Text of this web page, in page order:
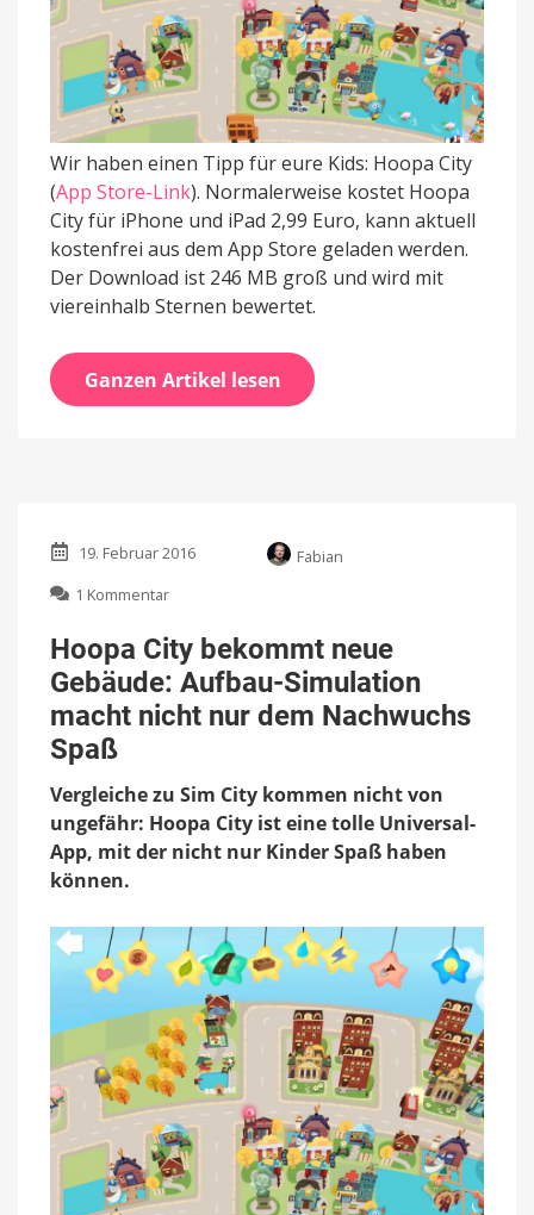
Wir haben einen Tipp für eure Kids: Hoopa City
(App Store-Link). Normalerweise kostet Hoopa
City für iPhone und iPad 2,99 Euro, kann aktuell
kostenfrei aus dem App Store geladen werden.
Der Download ist 246 MB groß und wird mit
viereinhalb Sternen bewertet.
Ganzen Artikel lesen
19. Februar 2016
Fabian
1 Kommentar
City
bekommt
neue
Gebäude:
Aufbau-
nicht
nur
dem
Nachwuchs
Hoopa City bekommt neue
Gebäude: Aufbau-Simulation
macht nicht nur dem Nachwuchs
Spaß
Vergleiche zu Sim City kommen nicht von
ungefähr: Hoopa City ist eine tolle Universal-
App, mit der nicht nur Kinder Spaß haben
können.